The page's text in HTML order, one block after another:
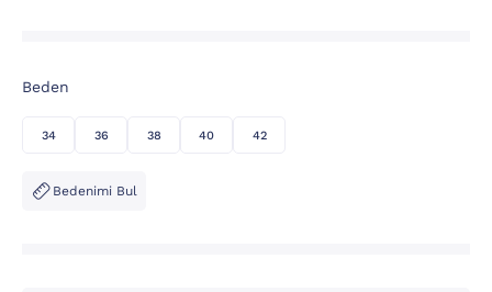
Beden
34 36 38 40 42
Bedenimi Bul